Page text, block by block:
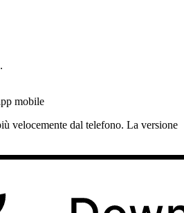
mobile
velocemente dal telefono. La versione